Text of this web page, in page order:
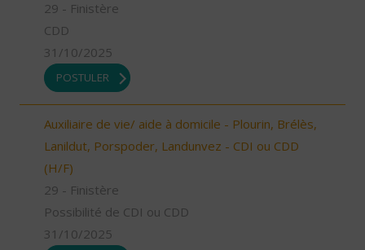
29 - Finistère
CDD
31/10/2025
POSTULER
Auxiliaire de vie/ aide à domicile - Plourin, Brélès,
Lanildut, Porspoder, Landunvez - CDI ou CDD
(H/F)
29 - Finistère
Possibilité de CDI ou CDD
31/10/2025